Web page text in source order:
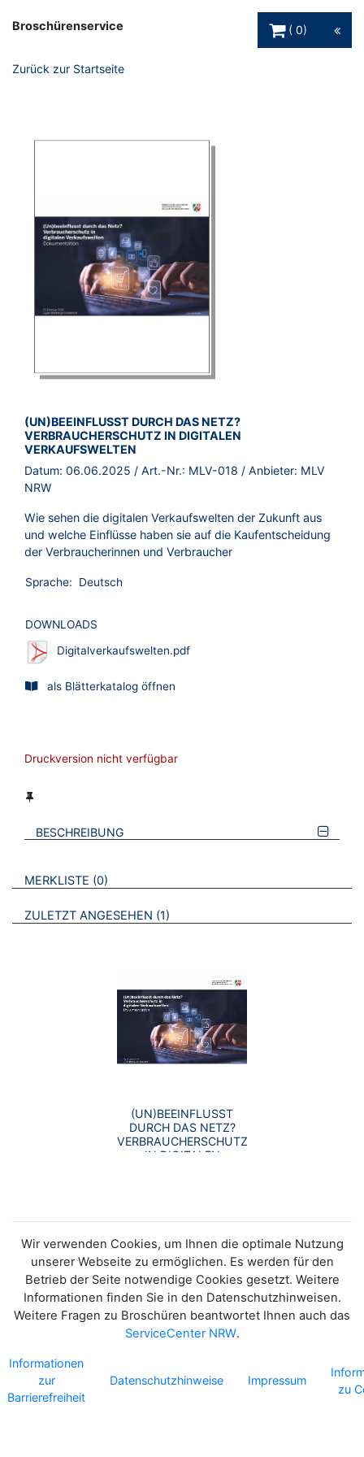
Broschürenservice
0
Zurück zur Startseite
BROSCHÜRE:
(UN)BEEINFLUSST DURCH DAS NETZ?
VERBRAUCHERSCHUTZ IN DIGITALEN
VERKAUFSWELTEN
Datum: 06.06.2025 / Art.-Nr.: MLV-018 / Anbieter: MLV
NRW
Wie sehen die digitalen Verkaufswelten der Zukunft aus
und welche Einflüsse haben sie auf die Kaufentscheidung
der Verbraucherinnen und Verbraucher
Sprache: Deutsch
DOWNLOADS
Digitalverkaufswelten.pdf
als Blätterkatalog öffnen
Druckversion nicht verfügbar
BESCHREIBUNG
VERWEISE AUF VERMERKTE- ODER ZULETZT ANGESEHENE
MERKLISTE 0 BROSCHÜREN
ZULETZT ANGESEHEN 1 BROSCHÜREN
(UN)BEEINFLUSST
DURCH DAS NETZ?
VERBRAUCHERSCHUTZ
IN DIGITALEN
Wir verwenden Cookies, um Ihnen die optimale Nutzung
unserer Webseite zu ermöglichen. Es werden für den
Betrieb der Seite notwendige Cookies gesetzt. Weitere
Informationen finden Sie in den Datenschutzhinweisen.
Weitere Fragen zu Broschüren beantwortet Ihnen auch das
ServiceCenter NRW.
Informationen
zur
Barrierefreiheit
Datenschutzhinweise Impressum
zu